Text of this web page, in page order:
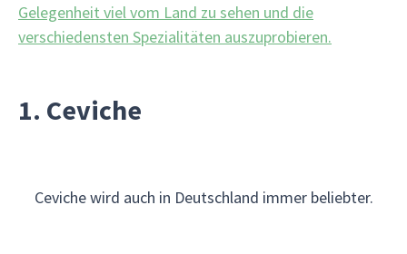
Gelegenheit viel vom Land zu sehen und die
verschiedensten Spezialitäten auszuprobieren.
1. Ceviche
Ceviche wird auch in Deutschland immer beliebter.